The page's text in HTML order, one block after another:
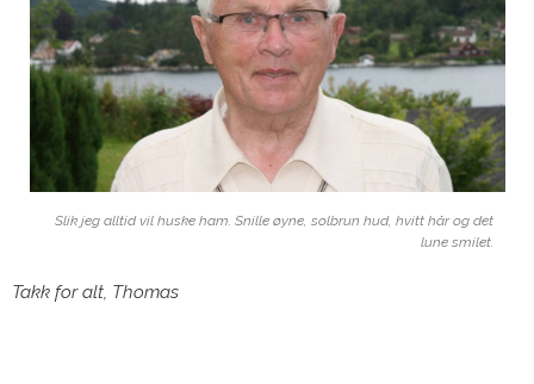
Slik jeg alltid vil huske ham. Snille øyne, solbrun hud, hvitt hår og det
lune smilet.
Takk for alt, Thomas